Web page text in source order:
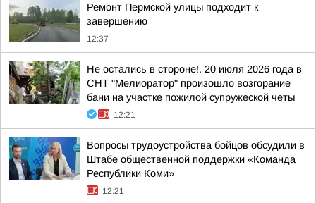
Ремонт Пермской улицы подходит к
завершению
12:37
Не остались в стороне!. 20 июля 2026 года в
СНТ "Мелиоратор" произошло возгорание
бани на участке пожилой супружеской четы
12:21
Вопросы трудоустройства бойцов обсудили в
Штабе общественной поддержки «Команда
Республики Коми»
12:21